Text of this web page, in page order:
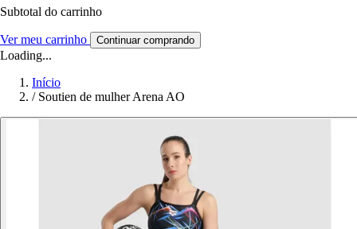
Subtotal do carrinho
Ver meu carrinho Continuar comprando
Loading...
Início
/ Soutien de mulher Arena AO